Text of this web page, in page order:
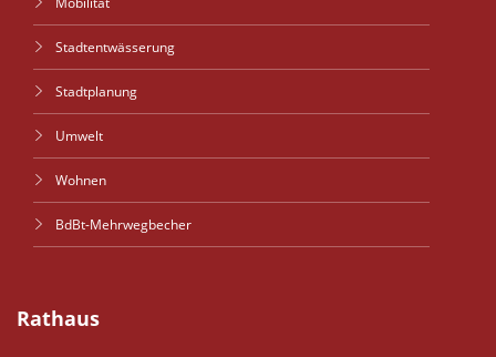
Stadtentwässerung
Stadtplanung
Umwelt
Wohnen
BdBt-Mehrwegbecher
Rathaus